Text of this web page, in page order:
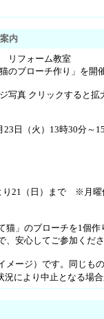
内
リフォーム教室
猫のブローチ作り」を開
写真 クリックすると拡
23日（火）13時30分～
り21（日）まで ※月曜
猫」のブローチを1個作
、安心してご参加くだ
ージ）です。同じも
により中止となる場合